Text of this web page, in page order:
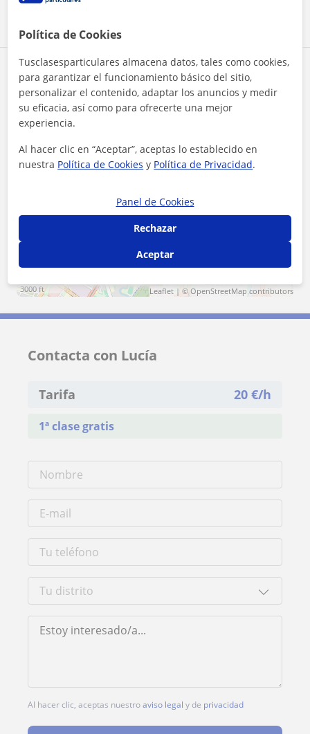
Zona de Lucía
Localidades a las que se desplaza para dar clase
3000 ft
Leaflet | ©OpenStreetMap contributors
Contacta con Lucía
Tarifa 20 €/h
1ª clase gratis
Al hacer clic, aceptas nuestroaviso legal y de privacidad
Política de Cookies
Tusclasesparticulares almacena datos, tales como cookies,
para garantizar el funcionamiento básico del sitio,
personalizar el contenido, adaptar los anuncios y medir
su eficacia, así como para ofrecerte una mejor
experiencia.
Al hacer clic en “Aceptar”, aceptas lo establecido en
nuestra Política de Cookies y Política de Privacidad.
Panel de Cookies
Rechazar
Aceptar